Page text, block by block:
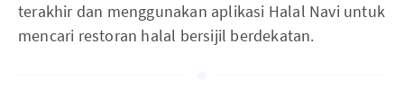
terakhir dan menggunakan aplikasi Halal Navi untuk
mencari restoran halal bersijil berdekatan.